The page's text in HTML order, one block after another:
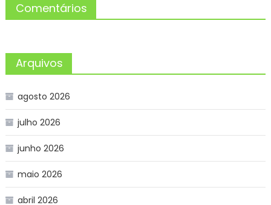
Comentários
Arquivos
agosto 2026
julho 2026
junho 2026
maio 2026
abril 2026